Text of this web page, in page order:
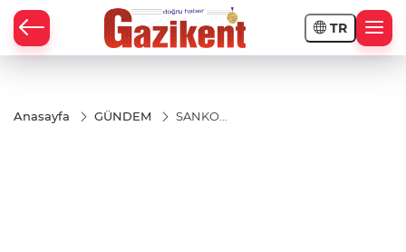
TR
Anasayfa GÜNDEM
SANKO